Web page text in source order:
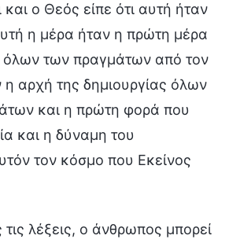
και ο Θεός είπε ότι αυτή ήταν
η μέρα ήταν η πρώτη μέρα
όλων των πραγμάτων από τον
η αρχή της δημιουργίας όλων
και η πρώτη φορά που
και η δύναμη του
τον κόσμο που Εκείνος
λέξεις, ο άνθρωπος μπορεί